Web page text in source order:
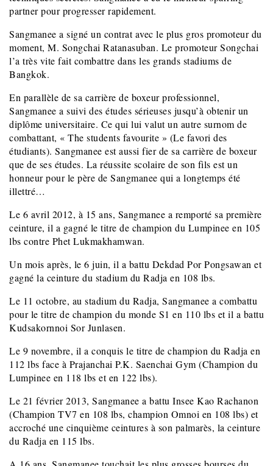
partner pour progresser rapidement.
Sangmanee a signé un contrat avec le plus gros promoteur du
moment, M. Songchai Ratanasuban. Le promoteur Songchai
l’a très vite fait combattre dans les grands stadiums de
Bangkok.
En parallèle de sa carrière de boxeur professionnel,
Sangmanee a suivi des études sérieuses jusqu’à obtenir un
diplôme universitaire. Ce qui lui valut un autre surnom de
combattant, « The students favourite » (Le favori des
étudiants). Sangmanee est aussi fier de sa carrière de boxeur
que de ses études. La réussite scolaire de son fils est un
honneur pour le père de Sangmanee qui a longtemps été
illettré…
Le 6 avril 2012, à 15 ans, Sangmanee a remporté sa première
ceinture, il a gagné le titre de champion du Lumpinee en 105
lbs contre Phet Lukmakhamwan.
Un mois après, le 6 juin, il a battu Dekdad Por Pongsawan et
gagné la ceinture du stadium du Radja en 108 lbs.
Le 11 octobre, au stadium du Radja, Sangmanee a combattu
pour le titre de champion du monde S1 en 110 lbs et il a battu
Kudsakornnoi Sor Junlasen.
Le 9 novembre, il a conquis le titre de champion du Radja en
112 lbs face à Prajanchai P.K. Saenchai Gym (Champion du
Lumpinee en 118 lbs et en 122 lbs).
Le 21 février 2013, Sangmanee a battu Insee Kao Rachanon
(Champion TV7 en 108 lbs, champion Omnoi en 108 lbs) et
accroché une cinquième ceintures à son palmarès, la ceinture
du Radja en 115 lbs.